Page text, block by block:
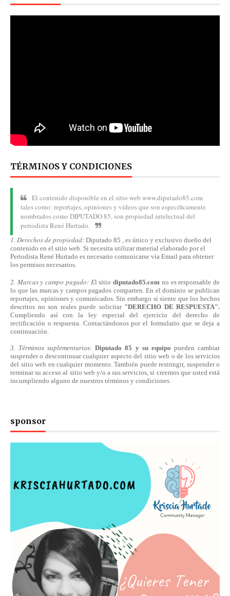
TÉRMINOS Y CONDICIONES
El contenido disponible en el sitio web www.diputado85.com
tales como: reportajes, opiniones y vídeos que son específicamente
nombrados como DIPUTADO 85, son propiedad intelectual del
periodista René Hurtado.
1. Derechos de propiedad: Diputado 85 , es único y exclusivo dueño del
contenido en el sitio web. Si necesita utilizar material elaborado por el
Periodista René Hurtado es necesario comunicarse vía Email para obtener
los permisos necesarios.
2. Marcas y campo pagado: El sitiodiputado85.com no es responsable de
lo que las marcas y campos pagados comparten. En el dominio se publican
reportajes, opiniones y comunicados. Sin embargo si siente que los hechos
descritos no son reales puede solicitar "DERECHO DE RESPUESTA".
Cumpliendo asícon la ley especial del ejercicio del derecho de
rectificación o respuesta. Contactándonospor el formulario que se deja a
continuación.
3. Términos suplementarios:Diputado 85 y su equipo pueden cambiar
suspender o descontinuar cualquier aspecto del sitio web o de los servicios
del sitio web en cualquier momento. También puede restringir, suspender o
terminar su acceso al sitio web y/o a sus servicios, si creemos que usted está
incumpliendo alguno de nuestros términos y condiciones.
sponsor